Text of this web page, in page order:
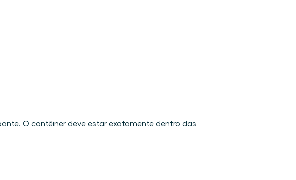
O contêiner deve estar exatamente dentro das